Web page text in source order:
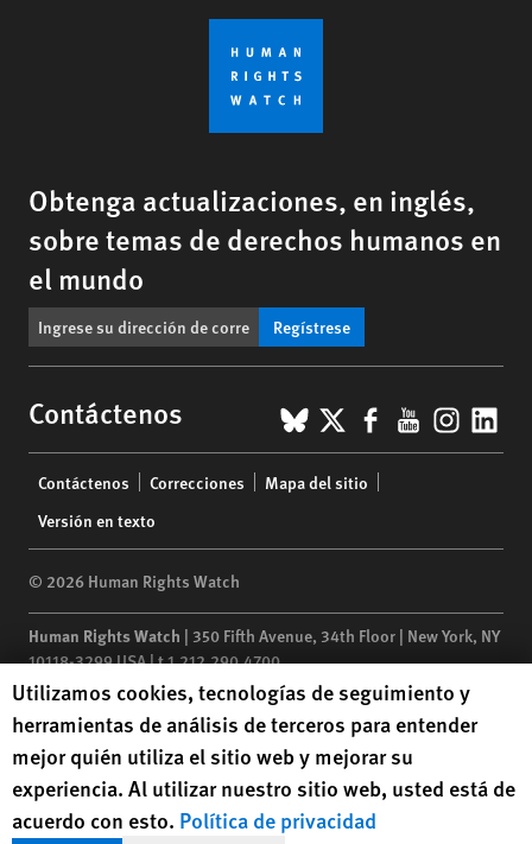
Obtenga actualizaciones, en inglés,
sobre temas de derechos humanos en
el mundo
Regístrese
Contáctenos BlueSky
X Facebook
YouTube
menu
Contáctenos Correcciones
Mapa del sitio
Versión en texto
© 2026 Human Rights Watch
Human Rights Watch | 350 Fifth Avenue, 34th Floor | New York, NY
10118-3299USA|t1.212.290.4700
Human Rights Watchis a 501(C)(3) nonprofit registered in the US
under EIN: 13-2875808
Human Rights Watch cookie preferences
Utilizamos cookies, tecnologías de seguimiento y
herramientas de análisis de terceros para entender
mejor quién utiliza el sitio web y mejorar su
experiencia. Al utilizar nuestro sitio web, usted está de
acuerdo con esto. Política de privacidad